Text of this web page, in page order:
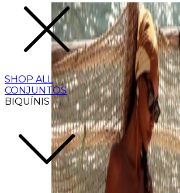
SHOP ALL
CONJUNTOS
BIQUÍNIS